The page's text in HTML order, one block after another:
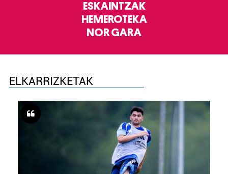
ESKAINTZAK
HEMEROTEKA
NOR GARA
ELKARRIZKETAK